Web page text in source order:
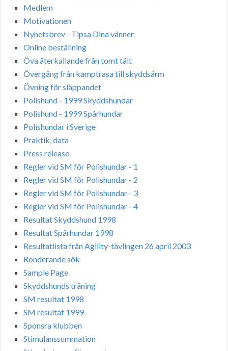
Medlem
Motivationen
Nyhetsbrev - Tipsa Dina vänner
Online beställning
Öva återkallande från tomt tält
Övergång från kamptrasa till skyddsärm
Övning för släppandet
Polishund - 1999 Skyddshundar
Polishund - 1999 Spårhundar
Polishundar i Sverige
Praktik, data
Press release
Regler vid SM för Polishundar - 1
Regler vid SM för Polishundar - 2
Regler vid SM för Polishundar - 3
Regler vid SM för Polishundar - 4
Resultat Skyddshund 1998
Resultat Spårhundar 1998
Resultatlista från Agility-tävlingen 26 april 2003
Ronderande sök
Sample Page
Skyddshunds träning
SM resultat 1998
SM resultat 1999
Sponsra klubben
Stimulanssummation